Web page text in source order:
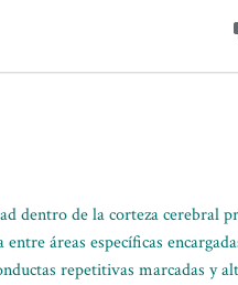
dentro de la corteza cerebral
áreas específicas
repetitivas marcadas y